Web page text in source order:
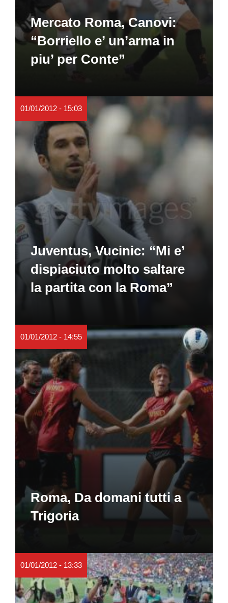
Mercato Roma, Canovi:
“Borriello e’ un’arma in
piu’ per Conte”
01/01/2012 - 15:03
Juventus, Vucinic: “Mi e’
dispiaciuto molto saltare
la partita con la Roma”
01/01/2012 - 14:55
Roma, Da domani tutti a
Trigoria
01/01/2012 - 13:33